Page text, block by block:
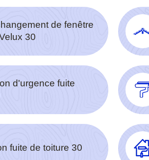
de fenêtre
30
d'urgence fuite
fuite de toiture 30